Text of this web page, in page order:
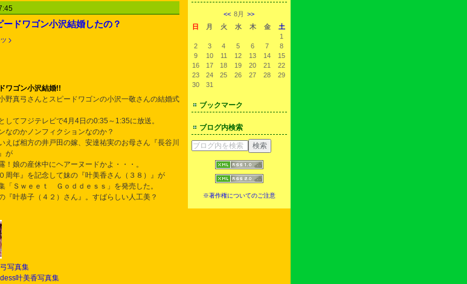
ドワゴン小沢結婚したの？
ワゴン小沢結婚!!
野真弓さんとスピードワゴンの小沢一敬さんの結婚式
してフジテレビで4月4日の0:35～1:35に放送。
なのかノンフィクションなのか？
えば相方の井戸田の嫁、安達祐実のお母さん『長谷川
が
！娘の産休中にヘアーヌードかよ・・・。
周年』を記念して妹の『叶美香さん（３８）』が
「Ｓｗｅｅｔ Ｇｏｄｄｅｓｓ」を発売した。
『叶恭子（４２）さん』。すばらしい人工美？
写真集
叶美香写真集
<< 8月 >>
日
月 火 水 木 金
土
1
2
3 4 5 6 7
8
9
10 11 12 13 14
15
16
17 18 19 20 21
22
23
24 25 26 27 28
29
30
31
ブックマーク
ブログ内検索
※著作権についてのご注意